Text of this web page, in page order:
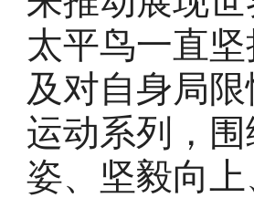
太平鸟一直
及对自身局
运动系列，
姿、坚毅向